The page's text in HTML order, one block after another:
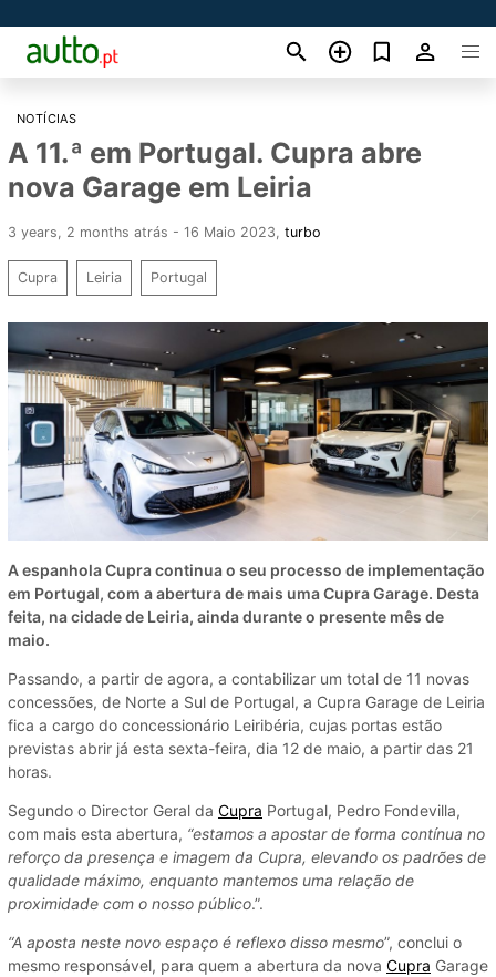
NOTÍCIAS
A 11.ª em Portugal. Cupra abre
nova Garage em Leiria
3 years, 2 months atrás - 16 Maio 2023 turbo
Cupra Leiria Portugal
A espanhola Cupra continua o seu processo de implementação
em Portugal, com a abertura de mais uma Cupra Garage. Desta
feita, na cidade de Leiria, ainda durante o presente mês de
maio.
Passando, a partir de agora, a contabilizar um total de 11 novas
concessões, de Norte a Sul de Portugal, a Cupra Garage de Leiria
fica a cargo do concessionário Leiribéria, cujas portas estão
previstas abrir já esta sexta-feira, dia 12 de maio, a partir das 21
horas.
Segundo o Director Geral da Cupra Portugal, Pedro Fondevilla,
com mais esta abertura, “estamos a apostar de forma contínua no
reforço da presença e imagem da Cupra, elevando os padrões de
qualidade máximo, enquanto mantemos uma relação de
proximidade com o nosso público.”.
“A aposta neste novo espaço é reflexo disso mesmo”, conclui o
mesmo responsável, para quem a abertura da nova Cupra Garage